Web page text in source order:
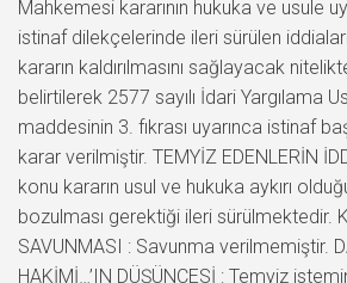
Mahkemesi kararının hukuka ve usule
istinaf dilekçelerinde ileri sürülen
kararın kaldırılmasını sağlayacak
belirtilerek 2577 sayılı İdari Yargılama
maddesinin 3. fıkrası uyarınca istinaf
karar verilmiştir. TEMYİZ EDENLERİN
konu kararın usul ve hukuka aykırı
bozulması gerektiği ileri sürülmektedir.
SAVUNMASI : Savunma verilmemiştir.
HAKİMİ…’IN DÜŞÜNCESİ : Temyiz